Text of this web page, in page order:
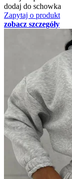
dodaj do schowka
Zapytaj o produkt
zobacz szczegóły